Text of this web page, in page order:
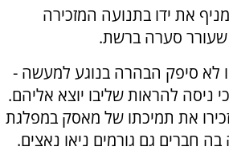
את ידו בתנועה המזכירה
סערה ברשת.
לא סיפק הבהרה בנוגע למעשה -
ניסה להראות שליבו יוצא אליהם.
את תמיכתו של מאסק במפלגת
חברים גם גורמים ניאו נאצים.